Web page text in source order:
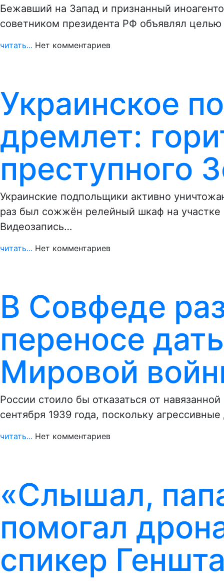
Бежавший на Запад и признанный
советником президента РФ объявлял
читать... Нет комментариев
Украинское
дремлет:
преступного
Украинские подпольщики активно
раз был сожжён релейный шкаф на
Видеозапись…
читать... Нет комментариев
В Совфеде
переносе
Мировой
России стоило бы отказаться от
сентября 1939 года, поскольку
читать... Нет комментариев
«Слышал,
помогал
спикер